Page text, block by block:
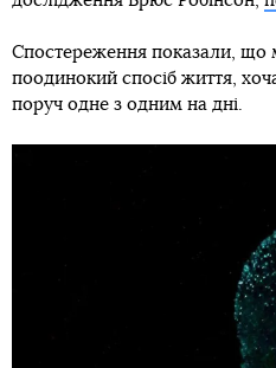
Спостереження показали, що
поодинокий спосіб життя,
поруч одне з одним на дні.